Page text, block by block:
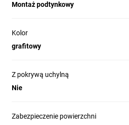
Montaż podtynkowy
Kolor
grafitowy
Z pokrywą uchylną
Nie
Zabezpieczenie powierzchni